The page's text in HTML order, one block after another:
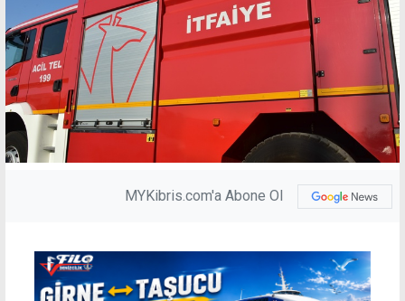
MYKibris.com'a Abone Ol